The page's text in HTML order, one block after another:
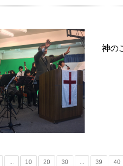
神の
... 10 20 30 ... 39 40